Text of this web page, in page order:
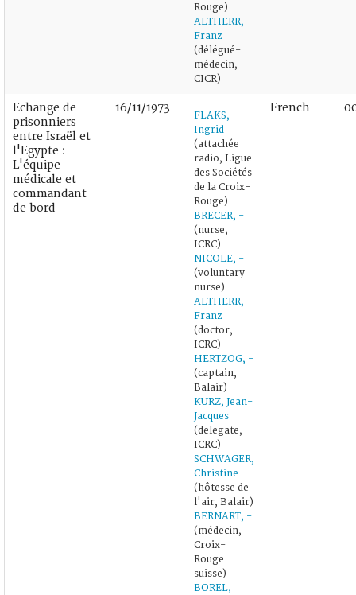
Rouge)
ALTHERR,
Franz
(délégué-
médecin,
CICR)
Echange de
prisonniers
entre Israël et
l'Egypte :
L'équipe
médicale et
commandant
de bord
16/11/1973
FLAKS,
Ingrid
(attachée
radio, Ligue
des Sociétés
de la Croix-
Rouge)
BRECER, -
(nurse,
ICRC)
NICOLE, -
(voluntary
nurse)
ALTHERR,
Franz
(doctor,
ICRC)
HERTZOG, -
(captain,
Balair)
KURZ, Jean-
Jacques
(delegate,
ICRC)
SCHWAGER,
Christine
(hôtesse de
l'air, Balair)
BERNART, -
(médecin,
Croix-
Rouge
suisse)
BOREL,
French